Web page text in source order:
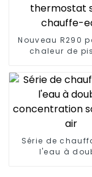
Nouveau R290
chaleur de
Série de
l'eau à